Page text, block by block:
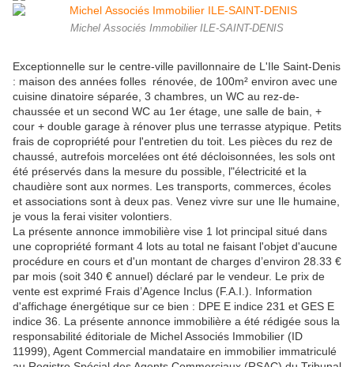
Michel Associés Immobilier ILE-SAINT-DENIS
Exceptionnelle sur le centre-ville pavillonnaire de L'Ile Saint-Denis
: maison des années folles rénovée, de 100m² environ avec une
cuisine dinatoire séparée, 3 chambres, un WC au rez-de-
chaussée et un second WC au 1er étage, une salle de bain, +
cour + double garage à rénover plus une terrasse atypique. Petits
frais de copropriété pour l'entretien du toit. Les pièces du rez de
chaussé, autrefois morcelées ont été décloisonnées, les sols ont
été préservés dans la mesure du possible, l"électricité et la
chaudière sont aux normes. Les transports, commerces, écoles
et associations sont à deux pas. Venez vivre sur une Ile humaine,
je vous la ferai visiter volontiers.
La présente annonce immobilière vise 1 lot principal situé dans
une copropriété formant 4 lots au total ne faisant l'objet d'aucune
procédure en cours et d'un montant de charges d’environ 28.33 €
par mois (soit 340 € annuel) déclaré par le vendeur. Le prix de
vente est exprimé Frais d’Agence Inclus (F.A.I.). Information
d'affichage énergétique sur ce bien : DPE E indice 231 et GES E
indice 36. La présente annonce immobilière a été rédigée sous la
responsabilité éditoriale de Michel Associés Immobilier (ID
11999), Agent Commercial mandataire en immobilier immatriculé